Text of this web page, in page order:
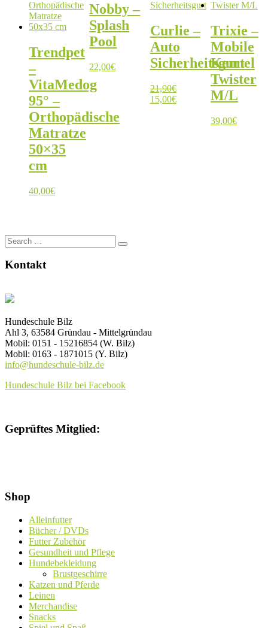
Trendpet
–
VitaMedog
95° –
Orthopädische
Matratze
50×35
cm
40,00€
Nobby –
Splash
Pool
22,00€
Curlie –
Auto
Sicherheitsgurt
21,90€
Ursprünglicher
15,00€Aktueller
Trixie –
Mobile
Kennel
Twister
M/L
39,00€
Search
for:
Kontakt
Hundeschule Bilz
Ahl 3, 63584 Gründau - Mittelgründau
Mobil: 0151 - 15216854 (W. Bilz)
Mobil: 0163 - 1871015 (Y. Bilz)
info@hundeschule-bilz.de
Hundeschule Bilz bei Facebook
Geprüftes Mitglied:
Shop
Alleinfutter
Bücher / DVDs
Futter Zubehör
Gesundheit und Pflege
Hundebekleidung
Brustgeschirre
Katzen und Pferde
Leinen
Merchandise
Snacks